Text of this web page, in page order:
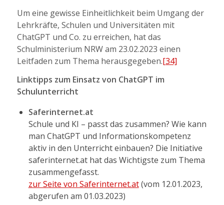
Um eine gewisse Einheitlichkeit beim Umgang der
Lehrkräfte, Schulen und Universitäten mit
ChatGPT und Co. zu erreichen, hat das
Schulministerium NRW am 23.02.2023 einen
Leitfaden zum Thema herausgegeben.[34]
Linktipps zum Einsatz von ChatGPT im
Schulunterricht
Saferinternet.at
Schule und KI – passt das zusammen? Wie kann
man ChatGPT und Informationskompetenz
aktiv in den Unterricht einbauen? Die Initiative
saferinternet.at hat das Wichtigste zum Thema
zusammengefasst.
zur Seite von Saferinternet.at(vom 12.01.2023,
abgerufen am 01.03.2023)